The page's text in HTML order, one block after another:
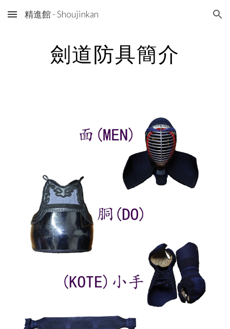
Skip to main content Skip to navigation
精進館 - Shoujinkan
劍道防具簡介